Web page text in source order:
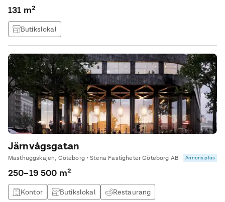
131 m²
Butikslokal
Järnvågsgatan
Masthuggskajen, Göteborg • Stena Fastigheter Göteborg AB Annons plus
250–19 500 m²
Kontor Butikslokal
Restaurang